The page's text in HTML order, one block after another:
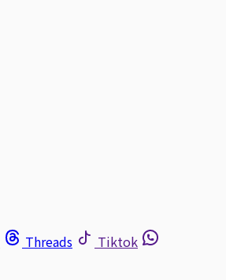
Threads
Tiktok